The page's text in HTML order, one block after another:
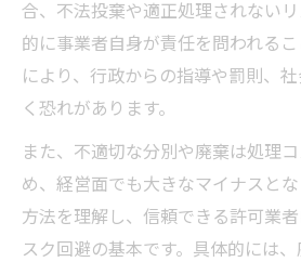
合、不法投棄や適正処理されない
的に事業者自身が責任を問われる
により、行政からの指導や罰則、
く恐れがあります。
また、不適切な分別や廃棄は処理
め、経営面でも大きなマイナスと
方法を理解し、信頼できる許可業
スク回避の基本です。具体的には